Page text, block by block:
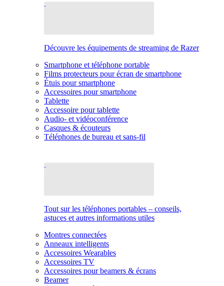
Découvre les équipements de streaming de Razer
Smartphone et téléphone portable
Films protecteurs pour écran de smartphone
Étuis pour smartphone
Accessoires pour smartphone
Tablette
Accessoire pour tablette
Audio- et vidéoconférence
Casques & écouteurs
Téléphones de bureau et sans-fil
Tout sur les téléphones portables – conseils,
astuces et autres informations utiles
Montres connectées
Anneaux intelligents
Accessoires Wearables
Accessoires TV
Accessoires pour beamers & écrans
Beamer